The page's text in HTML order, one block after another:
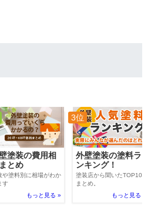
塗装の費用相
とめ
や塗料別に相場がわか
す
もっと見る »
3位
外壁塗装の塗料ラ
ンキング！
塗装店から聞いたTOP100
まとめ。
もっと見る »